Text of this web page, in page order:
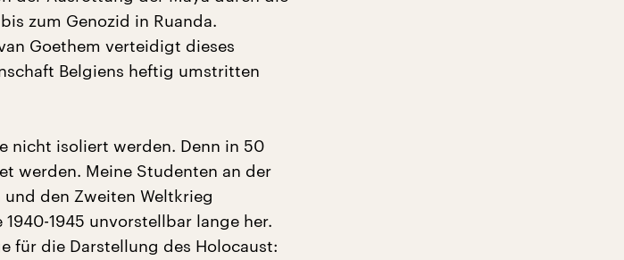
zum Genozid in Ruanda.
Goethem verteidigt dieses
Belgiens heftig umstritten
nicht isoliert werden. Denn in 50
werden. Meine Studenten an der
den Zweiten Weltkrieg
1945 unvorstellbar lange her.
für die Darstellung des Holocaust: